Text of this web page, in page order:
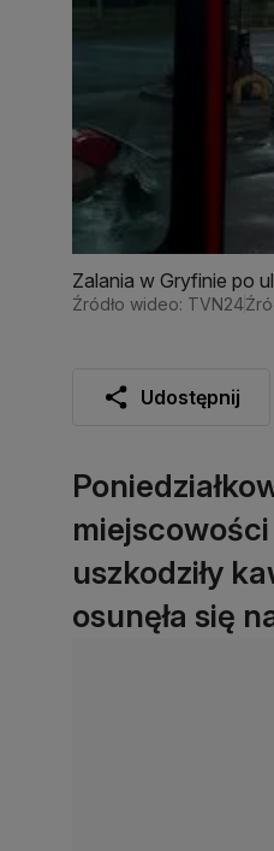
Zalania w Gryfinie po
Źródło wideo: TVN24
Udostępnij
uszkodziły
osunęła się